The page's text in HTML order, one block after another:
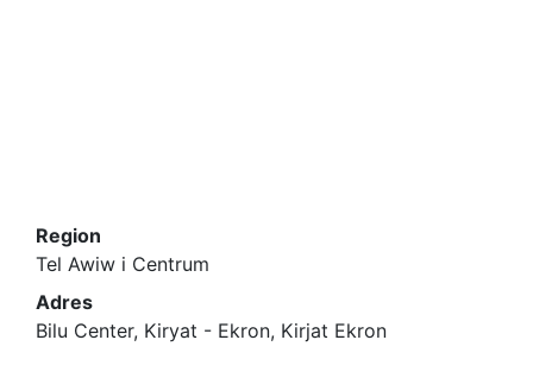
Region
Tel Awiw i Centrum
Adres
Bilu Center, Kiryat - Ekron, Kirjat Ekron